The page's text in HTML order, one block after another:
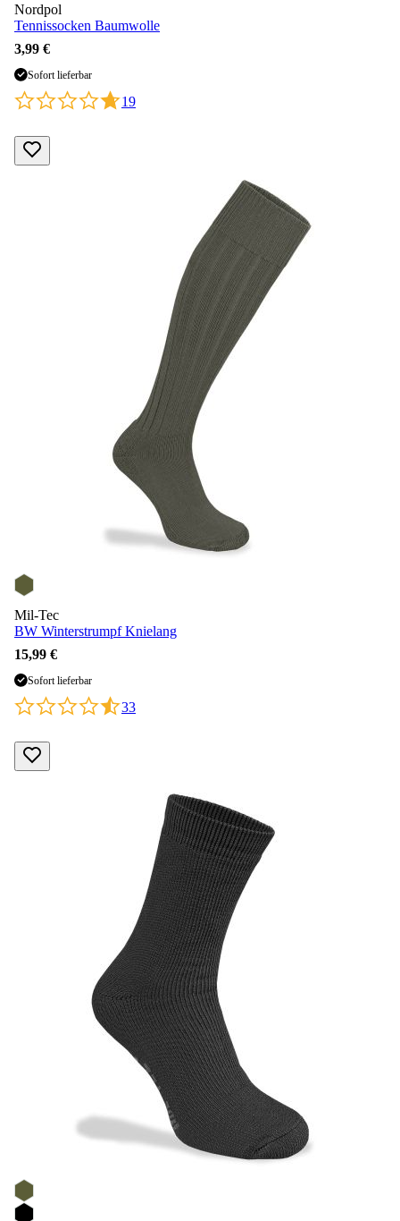
Nordpol
Tennissocken Baumwolle
3,99 €
Sofort lieferbar
19
Mil-Tec
BW Winterstrumpf Knielang
15,99 €
Sofort lieferbar
33